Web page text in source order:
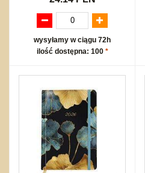
wysyłamy w ciągu 72h
ilość dostępna: 100 *